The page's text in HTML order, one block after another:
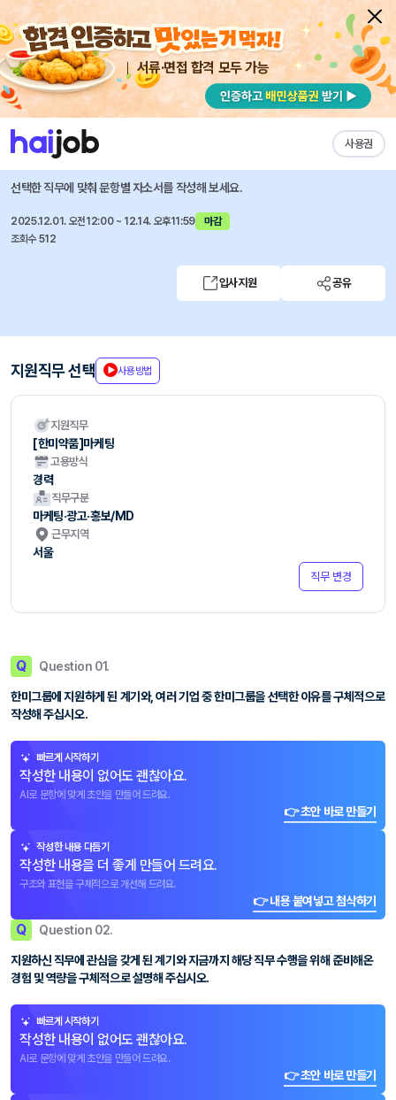
서류·면접 합격 모두 가능
사용권
채용공고 자소서 자유항목 자소서 내 작성목록
한미그룹 즐겨찾기
[한미그룹] 2025년 12월 수시채용 [각 부문별]
선택한 직무에 맞춰 문항별 자소서를 작성해 보세요.
2025.12.01. 오전12:00 ~ 12.14. 오후11:59
마감
조회수 512
입사지원 공유
지원직무 선택 사용방법
지원직무
[한미약품]마케팅
고용방식
경력
직무구분
마케팅·광고·홍보/MD
근무지역
서울
직무 변경
Q Question 01.
한미그룹에 지원하게 된 계기와, 여러 기업 중 한미그룹을 선택한 이유를 구체적으로
작성해 주십시오.
빠르게 시작하기
작성한 내용이 없어도 괜찮아요.
AI로 문항에 맞게 초안을 만들어 드려요.
👉 초안 바로 만들기
작성한 내용 다듬기
작성한 내용을 더 좋게 만들어 드려요.
구조와 표현을 구체적으로 개선해 드려요.
👉 내용 붙여넣고 첨삭하기
Q Question 02.
지원하신 직무에 관심을 갖게 된 계기와 지금까지 해당 직무 수행을 위해 준비해온
경험 및 역량을 구체적으로 설명해 주십시오.
빠르게 시작하기
작성한 내용이 없어도 괜찮아요.
AI로 문항에 맞게 초안을 만들어 드려요.
👉 초안 바로 만들기